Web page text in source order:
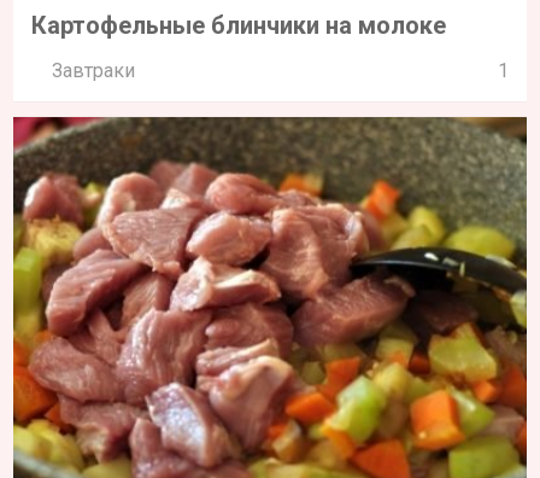
Картофельные блинчики на молоке
Завтраки 1